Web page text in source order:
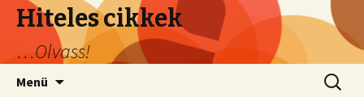
Hiteles cikkek
…Olvass!
Menü